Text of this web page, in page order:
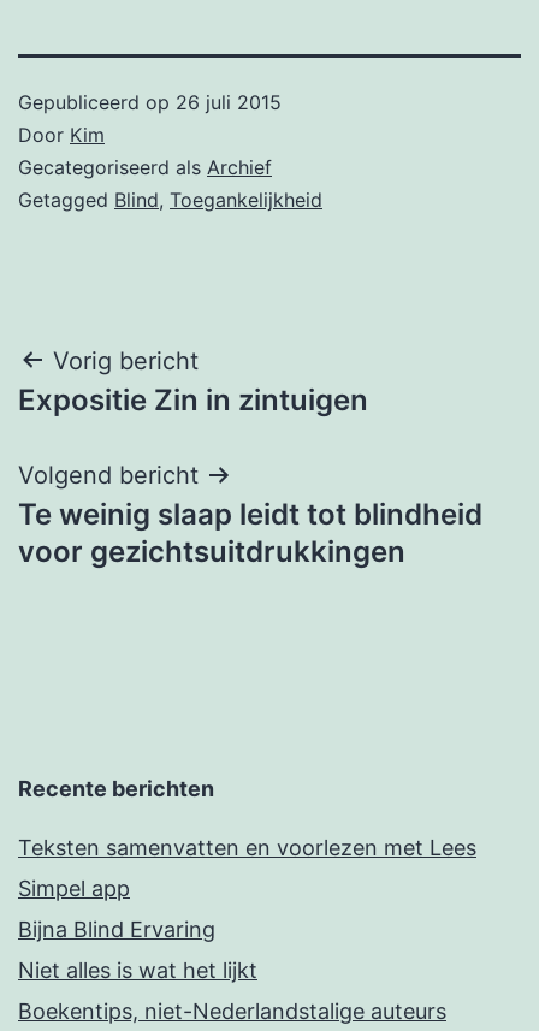
Gepubliceerd op 26 juli 2015
Door Kim
Gecategoriseerd als Archief
Getagged Blind, Toegankelijkheid
Bericht
navigatie
Vorig bericht
Expositie Zin in zintuigen
Volgend bericht
Te weinig slaap leidt tot blindheid
voor gezichtsuitdrukkingen
Recente berichten
Teksten samenvatten en voorlezen met Lees
Simpel app
Bijna Blind Ervaring
Niet alles is wat het lijkt
Boekentips, niet-Nederlandstalige auteurs